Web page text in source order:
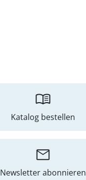
Katalog bestellen
Newsletter abonnieren